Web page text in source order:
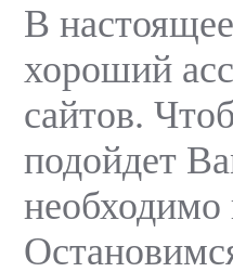
В
хороший
сайтов.
подойдет
необходимо